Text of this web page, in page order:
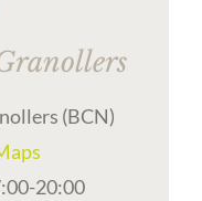
(BCN)
20:00